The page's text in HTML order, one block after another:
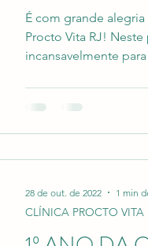
É com grande alegria que celebramos 3 anos da Clínica
Procto Vita RJ!
incansavelmente
promover saúde e
resultados desse
oportunidade para
todos os d
CLÍNICA PROCTO VITA
28 de out. de 2022 1 min